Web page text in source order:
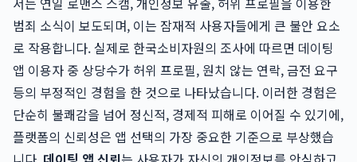
범죄 소식이 보도되며, 이는 잠재적 사용자들에게 큰 불안 요소
로 작용합니다. 실제로 한국소비자원의 조사에 따르면 데이팅
앱 이용자 중 상당수가 허위 프로필, 원치 않는 연락, 금전 요구
등의 부정적인 경험을 한 것으로 나타났습니다. 이러한 경험은
단순히 불쾌감을 넘어 정신적, 경제적 피해로 이어질 수 있기에,
플랫폼의 신뢰성은 앱 선택의 가장 중요한 기준으로 부상했습